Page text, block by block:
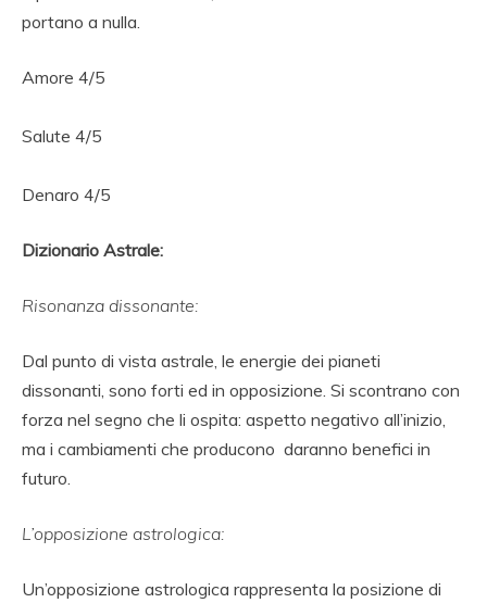
portano a nulla.
Amore 4/5
Salute 4/5
Denaro 4/5
Dizionario Astrale:
Risonanza dissonante:
Dal punto di vista astrale, le energie dei pianeti
dissonanti, sono forti ed in opposizione. Si scontrano con
forza nel segno che li ospita: aspetto negativo all’inizio,
ma i cambiamenti che producono daranno benefici in
futuro.
L’opposizione astrologica:
Un’opposizione astrologica rappresenta la posizione di